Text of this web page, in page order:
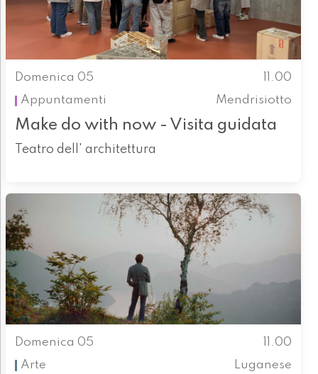
Domenica 05
11.00
Appuntamenti
Mendrisiotto
Make do with now - Visita guidata
Teatro dell' architettura
Domenica 05
11.00
Arte
Luganese